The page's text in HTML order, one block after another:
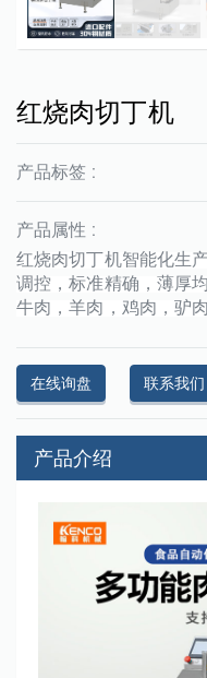
红烧肉切丁机
产品标签 :
产品属性 :
红烧肉切丁机智能化生
调控，标准精确，薄厚
牛肉，羊肉，鸡肉，驴
在线询盘 联系我们
产品介绍